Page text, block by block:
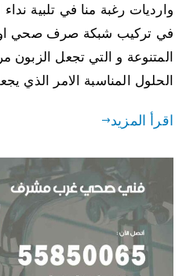
وارديات رغبة منا في تلبية نداء
في تركيب شبكة صرف صحي
المتنوعة و التي تجعل الزبون
الحلول المناسبة الامر الذي
اقرأ المزيد